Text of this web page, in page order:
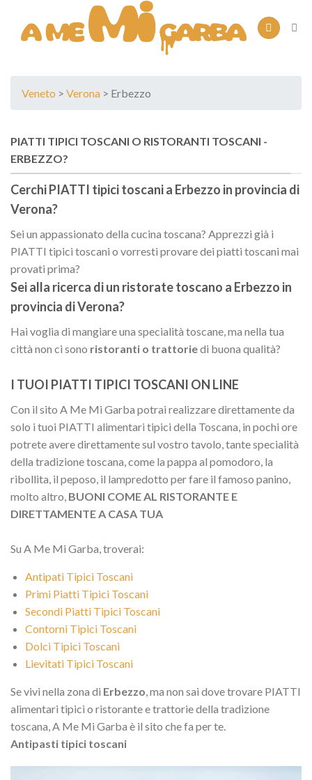
content
Veneto > Verona > Erbezzo
PIATTI TIPICI TOSCANI O RISTORANTI TOSCANI -
ERBEZZO?
Cerchi PIATTI tipici toscani a Erbezzo in provincia di
Verona?
Sei un appassionato della cucina toscana? Apprezzi già i
PIATTI tipici toscani o vorresti provare dei piatti toscani mai
provati prima?
Sei alla ricerca di un ristorate toscano a Erbezzo in
provincia diVerona?
Hai voglia di mangiare una specialità toscane, ma nella tua
città non ci sono ristoranti o trattoriedi buona qualità?
I TUOI PIATTI TIPICI TOSCANI ON LINE
Con il sito A Me Mi Garba potrai realizzare direttamente da
solo i tuoi PIATTI alimentari tipici della Toscana, in pochi ore
potrete avere direttamente sul vostro tavolo, tante specialità
della tradizione toscana, come la pappa al pomodoro, la
ribollita, il peposo, il lampredotto per fare il famoso panino,
molto altro, BUONI COME AL RISTORANTE E
DIRETTAMENTE A CASA TUA
Su A Me Mi Garba, troverai:
Antipati Tipici Toscani
Primi Piatti Tipici Toscani
Secondi Piatti Tipici Toscani
Contorni Tipici Toscani
Dolci Tipici Toscani
Lievitati Tipici Toscani
Se vivi nella zona di Erbezzo , ma non sai dove trovare PIATTI
alimentari tipici o ristorante e trattorie della tradizione
toscana, A Me Mi Garba è il sito che fa per te.
Antipasti tipici toscani